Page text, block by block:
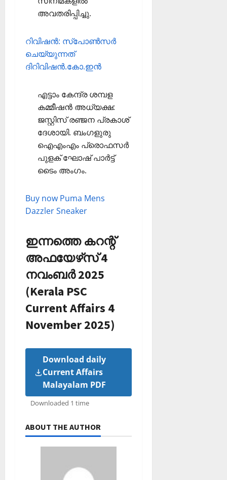
അവതരിപ്പിച്ചു.
റിവിഷന്‍: സ്‌പോണ്‍സര്‍
ചെയ്യുന്നത്
ദിറിവിഷന്‍.കോ.ഇന്‍
എട്ടാം കേന്ദ്ര ശമ്പള
കമ്മീഷന്‍ അധ്യക്ഷ:
ജസ്റ്റിസ് രഞ്ജന പ്രകാശ്
ദേശായി. ബംഗളുരു
ഐഎംഎം പ്രൊഫസര്‍
പുളക് ഘോഷ് പാര്‍ട്ട്
ടൈം അംഗം.
Buy now Puma Mens
Dazzler Sneaker
ഇന്നത്തെ കറന്റ്
അഫയേഴ്‌സ് 4
നവംബർ 2025
(Kerala PSC
Current Affairs 4
November 2025)
Download daily
Current Affairs
Malayalam PDF
Downloaded 1 time
ABOUT THE AUTHOR